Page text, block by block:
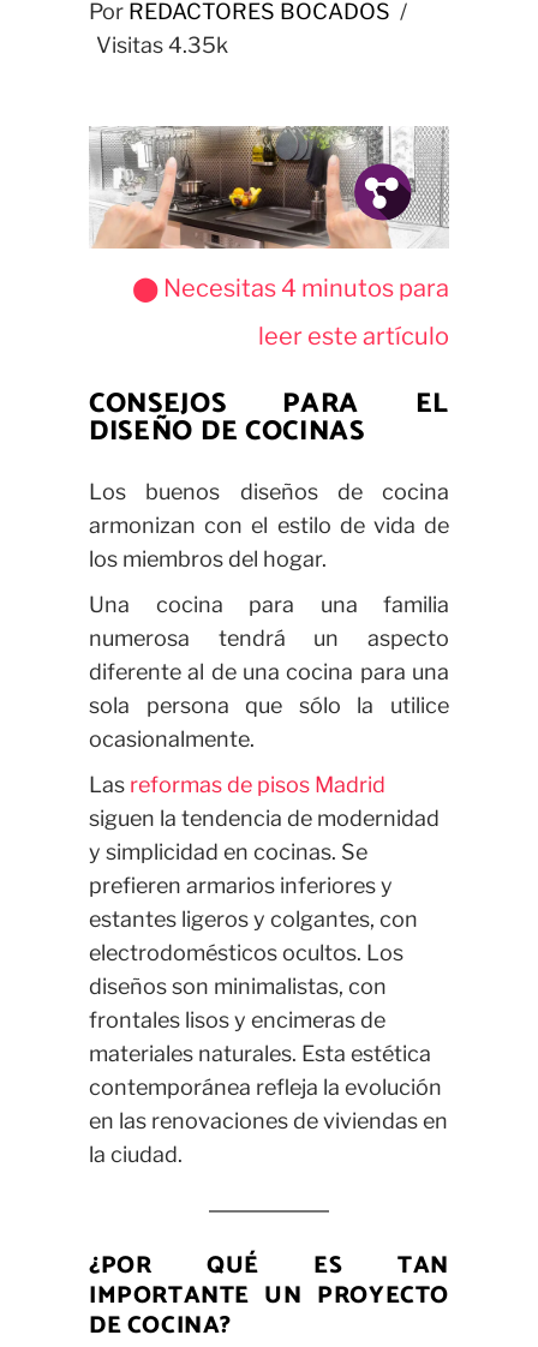
Por REDACTORES BOCADOS
Visitas4.35k
Fb.
Tw.
Pin.
⬤ Necesitas 4 minutos para
leer este artículo
CONSEJOS PARA EL
DISEÑO DE COCINAS
Los buenos diseños de cocina
armonizan con el estilo de vida de
los miembros del hogar.
Una cocina para una familia
numerosa tendrá un aspecto
diferente al de una cocina para una
sola persona que sólo la utilice
ocasionalmente.
Las reformas de pisos Madrid
siguen la tendencia de modernidad
y simplicidad en cocinas. Se
prefieren armarios inferiores y
estantes ligeros y colgantes, con
electrodomésticos ocultos. Los
diseños son minimalistas, con
frontales lisos y encimeras de
materiales naturales. Esta estética
contemporánea refleja la evolución
en las renovaciones de viviendas en
la ciudad.
¿POR QUÉ ES TAN
IMPORTANTE UN PROYECTO
DE COCINA?